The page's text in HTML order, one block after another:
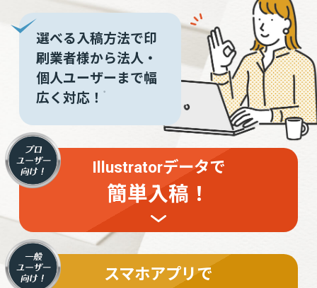
選べる入稿方法で印
刷業者様から法人・
個人ユーザーまで幅
広く対応！
※
Illustratorデータで
簡単入稿！
スマホアプリで